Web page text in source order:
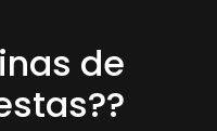
de